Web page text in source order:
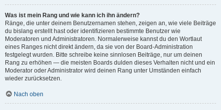
Was ist mein Rang und wie kann ich ihn ändern?
Ränge, die unter deinem Benutzernamen stehen, zeigen an, wie viele Beiträge
du bislang erstellt hast oder identifizieren bestimmte Benutzer wie
Moderatoren und Administratoren. Normalerweise kannst du den Wortlaut
eines Ranges nicht direkt ändern, da sie von der Board-Administration
festgelegt wurden. Bitte schreibe keine sinnlosen Beiträge, nur um deinen
Rang zu erhöhen — die meisten Boards dulden dieses Verhalten nicht und ein
Moderator oder Administrator wird deinen Rang unter Umständen einfach
wieder zurücksetzen.
Nach oben